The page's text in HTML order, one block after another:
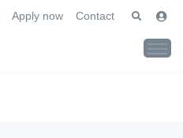
Apply now Contact